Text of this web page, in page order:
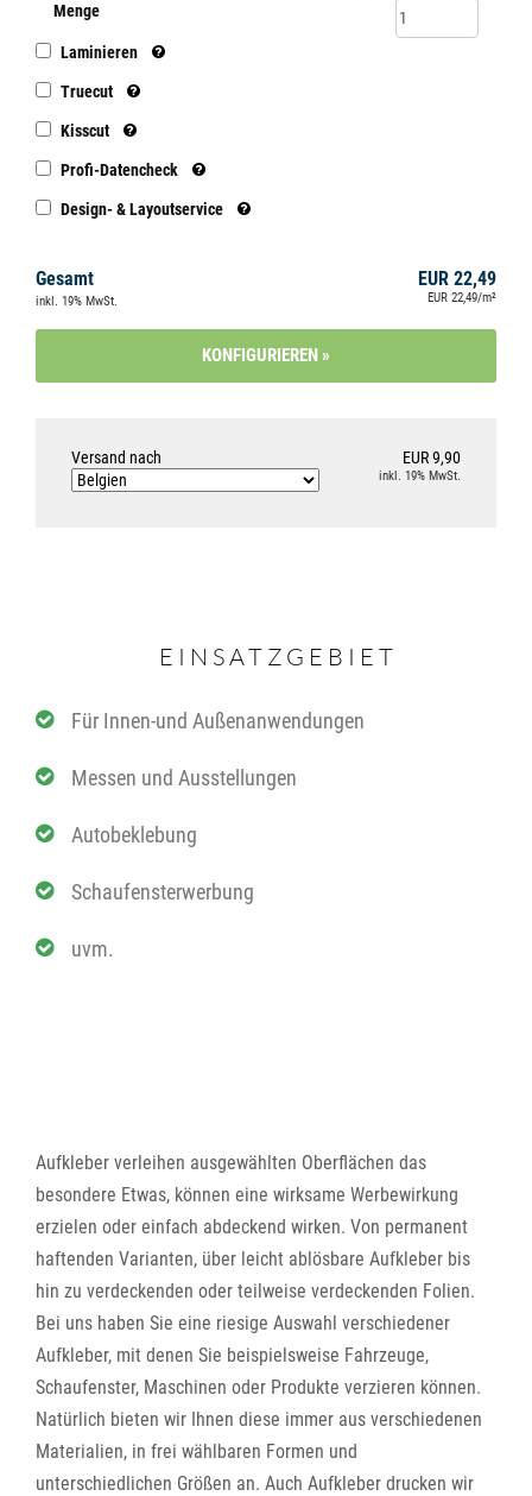
Menge
Laminieren
Truecut
Kisscut
Profi-Datencheck
Design- & Layoutservice
Gesamt
inkl. 19% MwSt.
EUR 22,49
EUR 22,49/m²
Versand nach EUR 9,90
inkl. 19% MwSt.
EINSATZGEBIET
Für Innen-und Außenanwendungen
Messen und Ausstellungen
Autobeklebung
Schaufensterwerbung
uvm.
Aufkleber verleihen ausgewählten Oberflächen das
besondere Etwas, können eine wirksame Werbewirkung
erzielen oder einfach abdeckend wirken. Von permanent
haftenden Varianten, über leicht ablösbare Aufkleber bis
hin zu verdeckenden oder teilweise verdeckenden Folien.
Bei uns haben Sie eine riesige Auswahl verschiedener
Aufkleber, mit denen Sie beispielsweise Fahrzeuge,
Schaufenster, Maschinen oder Produkte verzieren können.
Natürlich bieten wir Ihnen diese immer aus verschiedenen
Materialien, in frei wählbaren Formen und
unterschiedlichen Größen an. Auch Aufkleber drucken wir